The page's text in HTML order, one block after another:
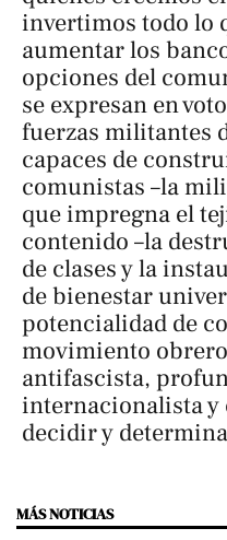
invertimos todo lo
aumentar los
opciones del
se expresan en
fuerzas militantes
capaces de
comunistas –la
que impregna el
contenido –la
de clases y la
de bienestar
potencialidad de
movimiento
antifascista,
internacionalista y
decidir y
MÁS NOTICIAS